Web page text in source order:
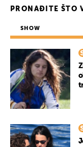
PRONAĐITE ŠTO
SHOW